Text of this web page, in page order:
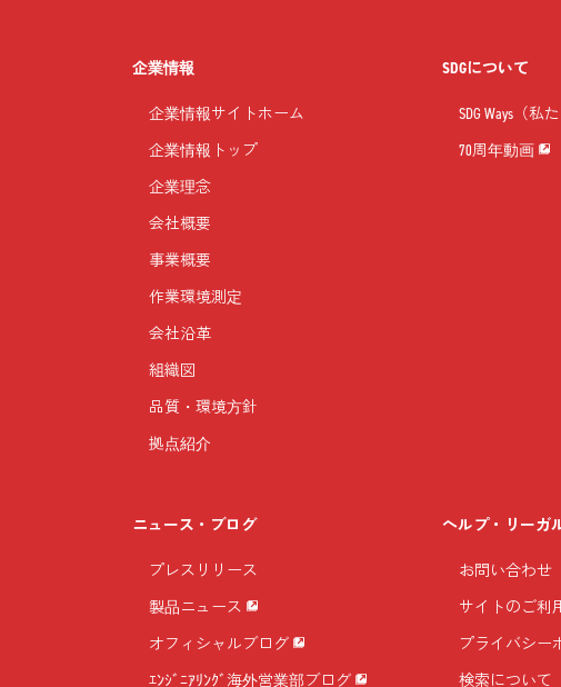
企業情報
企業情報サイトホーム
企業情報トップ
企業理念
会社概要
事業概要
作業環境測定
会社沿革
組織図
品質・環境方針
拠点紹介
SDGについて
SDG Ways（私
70周年動画
ニュース・ブログ
プレスリリース
製品ニュース
オフィシャルブログ
ｴﾝｼﾞﾆｱﾘﾝｸﾞ海外営業部ブログ
ヘルプ・リーガ
お問い合わせ
サイトのご利
プライバシー
検索について